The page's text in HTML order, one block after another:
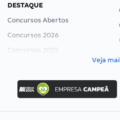
DESTAQUE
Concursos Abertos
Concursos 2026
Concursos 2025
Concurso Ibama
Concurso MPU
Editais publicados
Veja